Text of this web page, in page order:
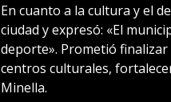
En cuanto a la cultura y el
ciudad y expresó: «El
deporte». Prometió
centros culturales,
Minella.